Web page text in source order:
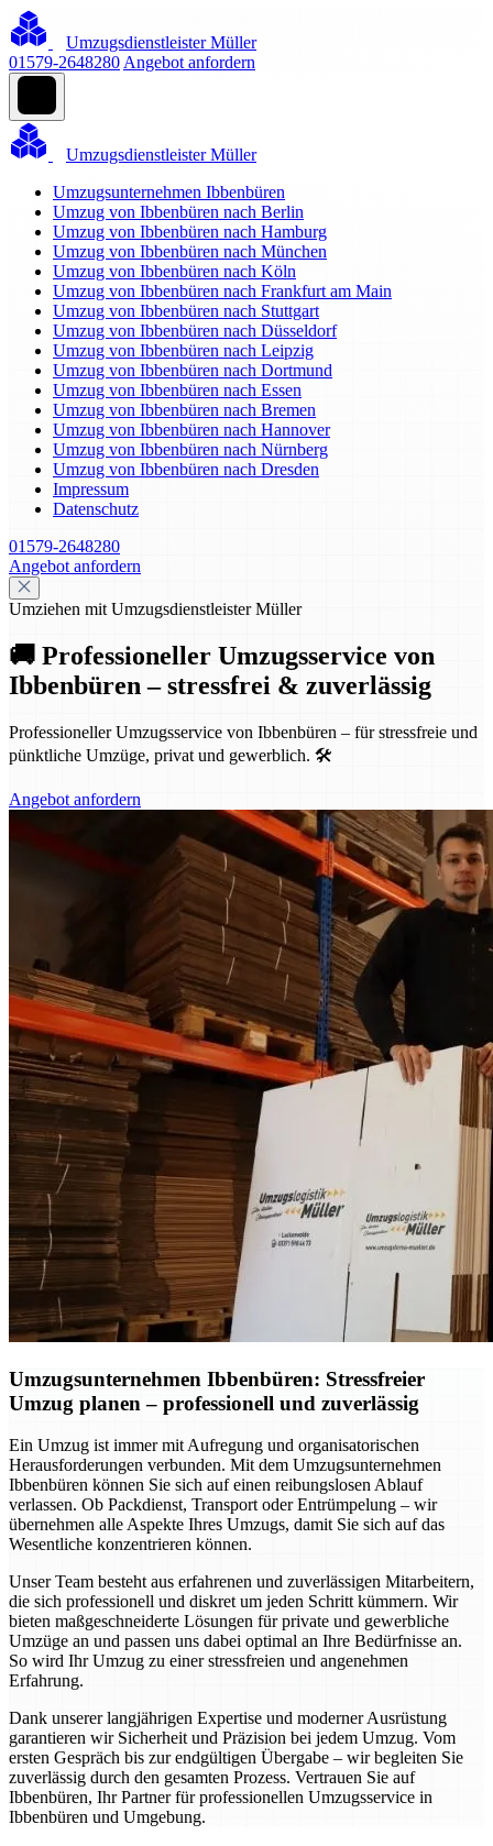
Umzugsdienstleister Müller
01579-2648280 Angebot anfordern
Umzugsdienstleister Müller
Umzugsunternehmen Ibbenbüren
Umzug von Ibbenbüren nach Berlin
Umzug von Ibbenbüren nach Hamburg
Umzug von Ibbenbüren nach München
Umzug von Ibbenbüren nach Köln
Umzug von Ibbenbüren nach Frankfurt am Main
Umzug von Ibbenbüren nach Stuttgart
Umzug von Ibbenbüren nach Düsseldorf
Umzug von Ibbenbüren nach Leipzig
Umzug von Ibbenbüren nach Dortmund
Umzug von Ibbenbüren nach Essen
Umzug von Ibbenbüren nach Bremen
Umzug von Ibbenbüren nach Hannover
Umzug von Ibbenbüren nach Nürnberg
Umzug von Ibbenbüren nach Dresden
Impressum
Datenschutz
01579-2648280
Angebot anfordern
Umziehen mit Umzugsdienstleister Müller
🚚 Professioneller Umzugsservice von
Ibbenbüren – stressfrei & zuverlässig
Professioneller Umzugsservice von Ibbenbüren – für stressfreie und
pünktliche Umzüge, privat und gewerblich. 🛠️
Angebot anfordern
Umzugsunternehmen Ibbenbüren: Stressfreier
Umzug planen – professionell und zuverlässig
Ein Umzug ist immer mit Aufregung und organisatorischen
Herausforderungen verbunden. Mit dem Umzugsunternehmen
Ibbenbüren können Sie sich auf einen reibungslosen Ablauf
verlassen. Ob Packdienst, Transport oder Entrümpelung – wir
übernehmen alle Aspekte Ihres Umzugs, damit Sie sich auf das
Wesentliche konzentrieren können.
Unser Team besteht aus erfahrenen und zuverlässigen Mitarbeitern,
die sich professionell und diskret um jeden Schritt kümmern. Wir
bieten maßgeschneiderte Lösungen für private und gewerbliche
Umzüge an und passen uns dabei optimal an Ihre Bedürfnisse an.
So wird Ihr Umzug zu einer stressfreien und angenehmen
Erfahrung.
Dank unserer langjährigen Expertise und moderner Ausrüstung
garantieren wir Sicherheit und Präzision bei jedem Umzug. Vom
ersten Gespräch bis zur endgültigen Übergabe – wir begleiten Sie
zuverlässig durch den gesamten Prozess. Vertrauen Sie auf
Ibbenbüren, Ihr Partner für professionellen Umzugsservice in
Ibbenbüren und Umgebung.